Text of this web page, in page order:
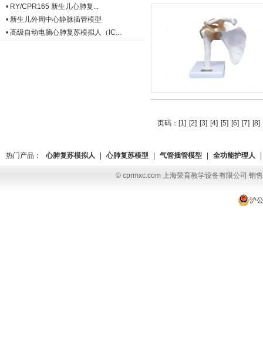
• RY/CPR165 新生儿心肺复...
• 新生儿外周中心静脉插管模型
• 高级自动电脑心肺复苏模拟人（IC...
页码： [1] [2] [3] [4] [5] [6] [7] [8]
热门产品： 心肺复苏模拟人 心肺复苏模型 气管插管模型 全功能护理人
© cprmxc.com 上海荣育教学设备有限公司 销
沪